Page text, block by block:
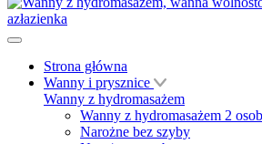
Strona główna
Wanny i prysznice
Wanny z hydromasażem
Wanny z hydromasażem 2
Narożne bez szyby